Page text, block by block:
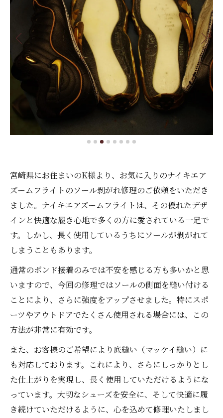
宮崎県にお住まいのK様より、お気に入りのナイキエア
ズームフライトのソール剥がれ修理のご依頼をいただき
ました。ナイキエアズームフライトは、その優れたデザ
インと快適な履き心地で多くの方に愛されている一足で
す。しかし、長く使用しているうちにソールが剥がれて
しまうこともあります。
通常のボンド接着のみでは不安を感じる方も多いかと思
いますので、今回の修理ではソールの側面を縫い付ける
ことにより、さらに強度をアップさせました。特にスポ
ーツやアウトドアでたくさん使用される場合には、この
方法が非常に有効です。
また、お客様のご希望により底縫い（マッケイ縫い）に
も対応しております。これにより、さらにしっかりとし
た仕上がりを実現し、長く使用していただけるようにな
っています。大切なシューズを安全に、そして快適に履
き続けていただけるように、心を込めて修理いたしまし